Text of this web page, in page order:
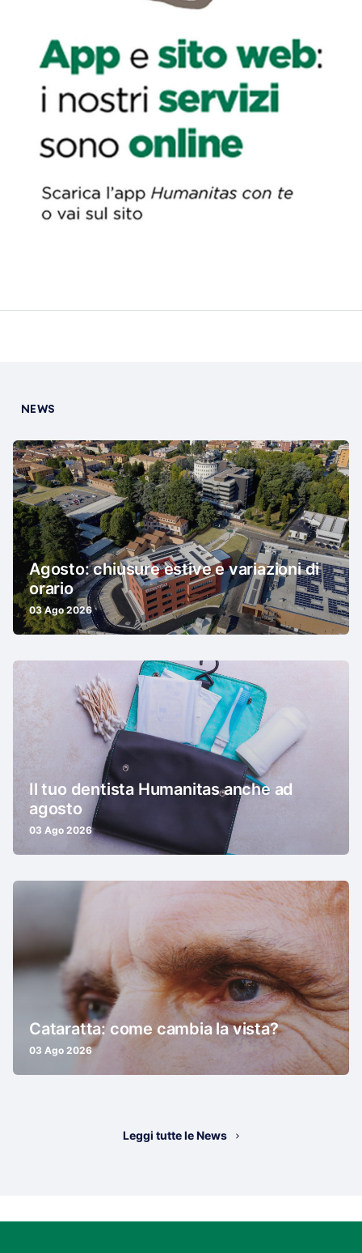
NEWS
Agosto: chiusure estive e variazioni di
orario
03 Ago 2026
Il tuo dentista Humanitas anche ad
agosto
03 Ago 2026
Cataratta: come cambia la vista?
03 Ago 2026
Leggi tutte le News